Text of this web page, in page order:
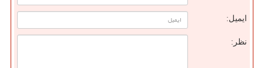
ایمیل:
نظر: